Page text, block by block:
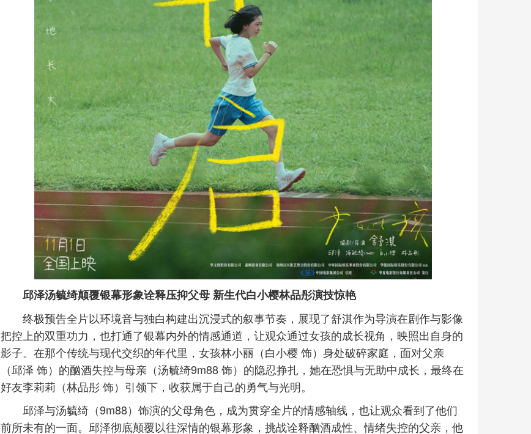
邱泽汤毓绮颠覆银幕形象诠释压抑父母 新生代白小樱林品彤演技惊艳
终极预告全片以环境音与独白构建出沉浸式的叙事节奏，展现了舒淇作为导演在剧作与影像
把控上的双重功力，也打通了银幕内外的情感通道，让观众通过女孩的成长视角，映照出自身的
影子。在那个传统与现代交织的年代里，女孩林小丽（白小樱 饰）身处破碎家庭，面对父亲
（邱泽 饰）的酗酒失控与母亲（汤毓绮9m88 饰）的隐忍挣扎，她在恐惧与无助中成长，最终在
好友李莉莉（林品彤 饰）引领下，收获属于自己的勇气与光明。
邱泽与汤毓绮（9m88）饰演的父母角色，成为贯穿全片的情感轴线，也让观众看到了他们
前所未有的一面。邱泽彻底颠覆以往深情的银幕形象，挑战诠释酗酒成性、情绪失控的父亲，他